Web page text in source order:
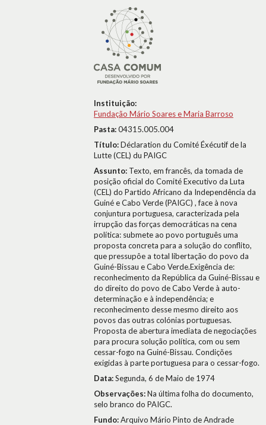
Instituição:
Fundação Mário Soares e Maria Barroso
Pasta:04315.005.004
Título:Déclaration du Comité Éxécutif de la
Lutte (CEL) du PAIGC
Assunto: Texto, em francês, da tomada de
posição oficial do Comité Executivo da Luta
(CEL) do Partido Africano da Independência da
Guiné e Cabo Verde (PAIGC) , face à nova
conjuntura portuguesa, caracterizada pela
irrupção das forças democráticas na cena
política: submete ao povo português uma
proposta concreta para a solução do conflito,
que pressupôe a total libertação do povo da
Guiné-Bissau e Cabo Verde.Exigência de:
reconhecimento da República da Guiné-Bissau e
do direito do povo de Cabo Verde à auto-
determinação e à independência; e
reconhecimento desse mesmo direito aos
povos das outras colónias portuguesas.
Proposta de abertura imediata de negociações
para procura solução política, com ou sem
cessar-fogo na Guiné-Bissau. Condições
exigidas à parte portuguesa para o cessar-fogo.
Data:Segunda, 6 de Maio de 1974
Observações:Na última folha do documento,
selo branco do PAIGC.
Fundo:Arquivo Mário Pinto de Andrade